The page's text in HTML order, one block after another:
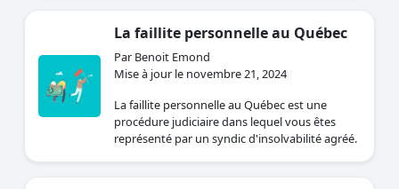
La faillite personnelle au Québec
Par Benoit Emond
Mise à jour le novembre 21, 2024
La faillite personnelle au Québec est une
procédure judiciaire dans lequel vous êtes
représenté par un syndic d'insolvabilité agréé.